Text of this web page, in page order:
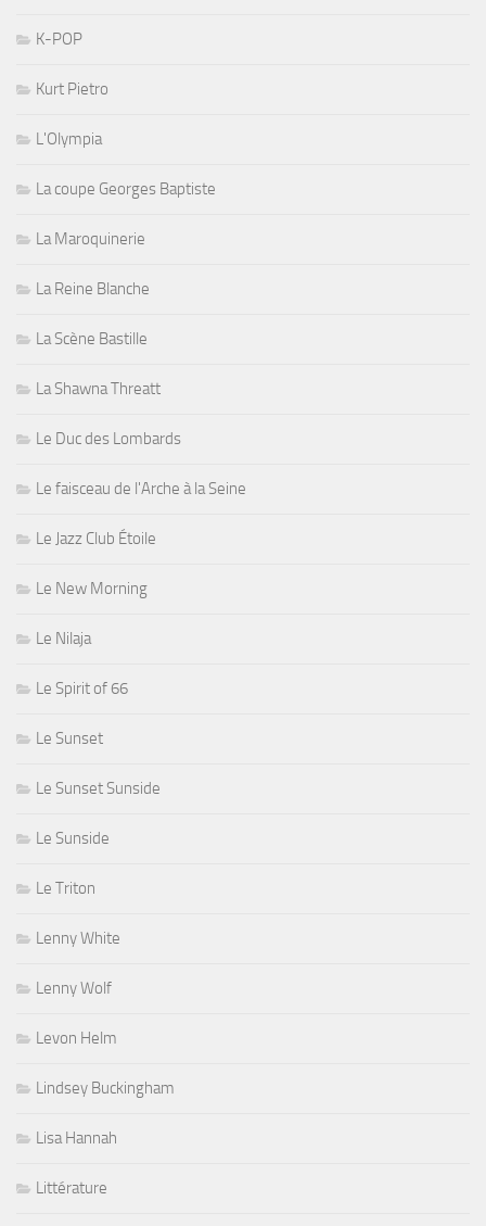
K-POP
Kurt Pietro
L'Olympia
La coupe Georges Baptiste
La Maroquinerie
La Reine Blanche
La Scène Bastille
La Shawna Threatt
Le Duc des Lombards
Le faisceau de l'Arche à la Seine
Le Jazz Club Étoile
Le New Morning
Le Nilaja
Le Spirit of 66
Le Sunset
Le Sunset Sunside
Le Sunside
Le Triton
Lenny White
Lenny Wolf
Levon Helm
Lindsey Buckingham
Lisa Hannah
Littérature